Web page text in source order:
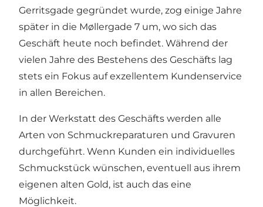
Gerritsgade gegründet wurde, zog einige Jahre
später in die Møllergade 7 um, wo sich das
Geschäft heute noch befindet. Während der
vielen Jahre des Bestehens des Geschäfts lag
stets ein Fokus auf exzellentem Kundenservice
in allen Bereichen.
In der Werkstatt des Geschäfts werden alle
Arten von Schmuckreparaturen und Gravuren
durchgeführt. Wenn Kunden ein individuelles
Schmuckstück wünschen, eventuell aus ihrem
eigenen alten Gold, ist auch das eine
Möglichkeit.